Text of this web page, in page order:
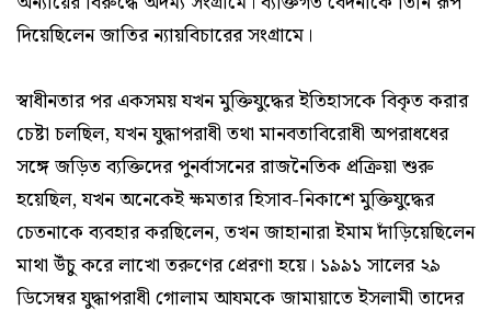
দিয়েছিলেন জাতির ন্যায়বিচারের সংগ্রামে।
স্বাধীনতার পর একসময় যখন মুক্তিযুদ্ধের ইতিহাসকে বিকৃত করার
চেষ্টা চলছিল, যখন যুদ্ধাপরাধী তথা মানবতাবিরোধী অপরাধধের
সঙ্গে জড়িত ব্যক্তিদের পুনর্বাসনের রাজনৈতিক প্রক্রিয়া শুরু
হয়েছিল, যখন অনেকেই ক্ষমতার হিসাব-নিকাশে মুক্তিযুদ্ধের
চেতনাকে ব্যবহার করছিলেন, তখন জাহানারা ইমাম দাঁড়িয়েছিলেন
মাথা উঁচু করে লাখো তরুণের প্রেরণা হয়ে। ১৯৯১ সালের ২৯
ডিসেম্বর যুদ্ধাপরাধী গোলাম আযমকে জামায়াতে ইসলামী তাদের